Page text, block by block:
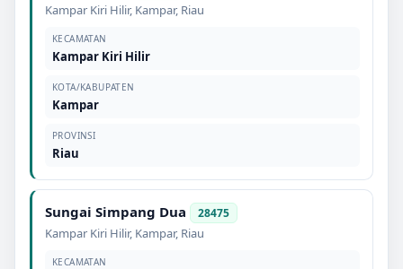
Kampar Kiri Hilir, Kampar, Riau
KECAMATAN
Kampar Kiri Hilir
KOTA/KABUPATEN
Kampar
PROVINSI
Riau
Sungai Simpang Dua 28475
Kampar Kiri Hilir, Kampar, Riau
KECAMATAN